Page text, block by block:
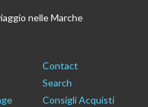
nelle Marche
Contact
Search
Consigli Acquisti